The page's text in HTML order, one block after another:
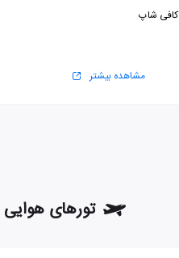
کافی شاپ
مشاهده بیشتر
تورهای هوایی